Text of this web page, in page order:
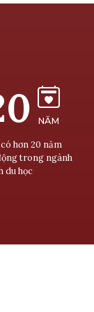
NĂM
hơn 20 năm
trong ngành
du học